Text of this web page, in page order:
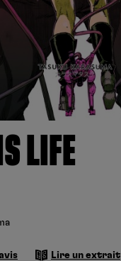
LIFE
Lire un extrait
Fnac
Hunter